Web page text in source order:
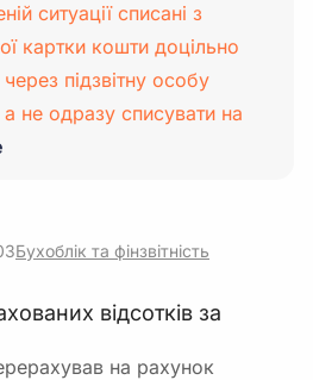
ситуації списані з
картки кошти доцільно
підзвітну особу
не одразу списувати на
Бухоблік та фінзвітність
відсотків за
на рахунок